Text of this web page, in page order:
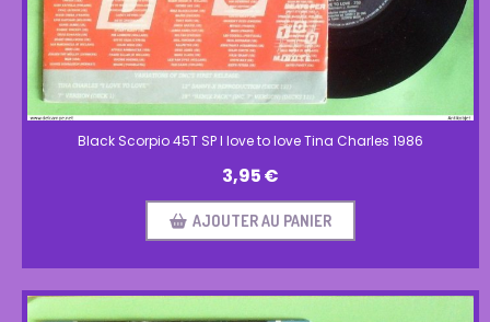
Black Scorpio 45T SP I love to love Tina Charles 1986
3,95€
AJOUTER AU PANIER